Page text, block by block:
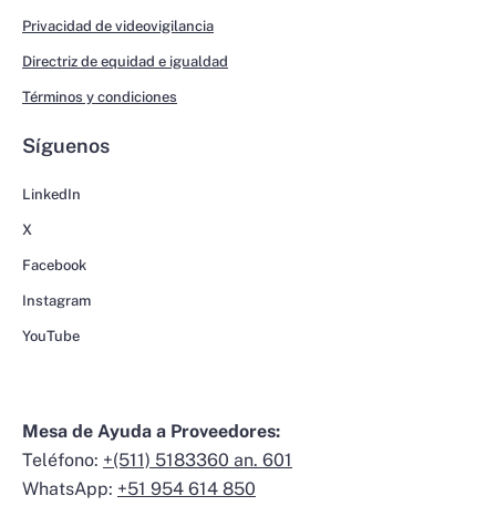
Privacidad de videovigilancia
Directriz de equidad e igualdad
Términos y condiciones
Síguenos
LinkedIn
X
Facebook
Instagram
YouTube
Mesa de Ayuda a Proveedores:
Teléfono: +(511) 5183360 an. 601
WhatsApp: +51 954 614 850